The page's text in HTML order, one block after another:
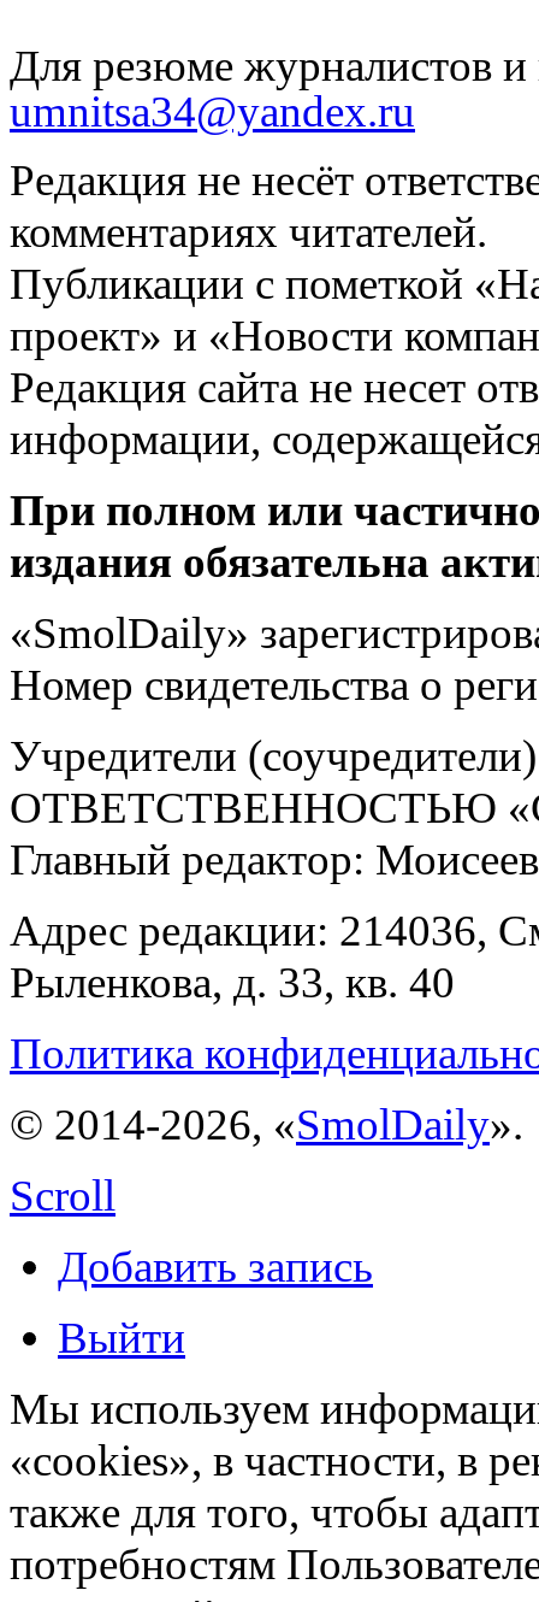
Для резюме журналистов и
umnitsa34@yandex.ru
Редакция не несёт
комментариях читателей.
Публикации с пометкой
проект» и «Новости
Редакция сайта не несет
информации,
При полном или
издания обязательна
«SmolDaily»
Номер свидетельства о
Учредители
ОТВЕТСТВЕННОСТЬЮ
Главный редактор:
Адрес редакции: 214036,
Рыленкова, д. 33, кв. 40
Политика
© 2014-2026, «SmolDaily».
Scroll
Добавить запись
Выйти
Мы используем
«cookies», в частности, в
также для того, чтобы
потребностям